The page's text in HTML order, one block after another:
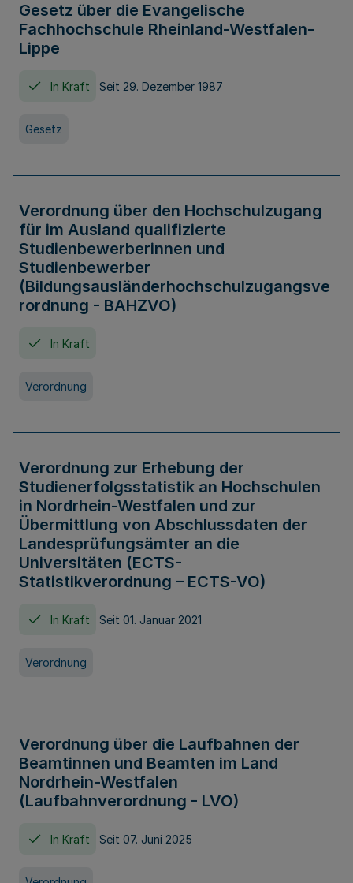
Gesetz über die Evangelische
Fachhochschule Rheinland-Westfalen-
Lippe
In Kraft Seit 29. Dezember 1987
Gesetz
Verordnung über den Hochschulzugang
für im Ausland qualifizierte
Studienbewerberinnen und
Studienbewerber
(Bildungsausländerhochschulzugangsve
rordnung - BAHZVO)
In Kraft
Verordnung
Verordnung zur Erhebung der
Studienerfolgsstatistik an Hochschulen
in Nordrhein-Westfalen und zur
Übermittlung von Abschlussdaten der
Landesprüfungsämter an die
Universitäten (ECTS-
Statistikverordnung – ECTS-VO)
In Kraft Seit 01. Januar 2021
Verordnung
Verordnung über die Laufbahnen der
Beamtinnen und Beamten im Land
Nordrhein-Westfalen
(Laufbahnverordnung - LVO)
In Kraft Seit 07. Juni 2025